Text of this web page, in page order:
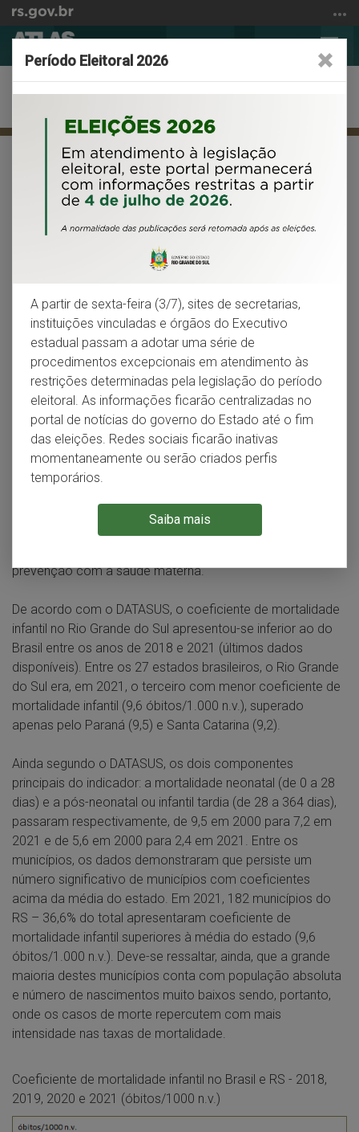
para
conteúdo
o
a
busca
Período Eleitoral 2026
A partir de sexta-feira (3/7), sites de secretarias,
instituições vinculadas e órgãos do Executivo
estadual passam a adotar uma série de
procedimentos excepcionais em atendimento às
restrições determinadas pela legislação do período
eleitoral. As informações ficarão centralizadas no
portal de notícias do governo do Estado até o fim
das eleições. Redes sociais ficarão inativas
momentaneamente ou serão criados perfis
temporários.
Saiba mais
Indicadores sociais
IMPRIMIR
Coeficiente de mortalidade
infantil
O Rio Grande do Sul apresenta um dos menores
O coeficiente de mortalidade infantil é utilizado por todos
os países como um dos mais sensíveis indicadores de
saúde, pois a morte de crianças menores de um ano é
influenciada direta ou indiretamente por condições de
história e idade materna, consanguinidade, procedimentos
perinatais, condições e tipo de parto, pré-natal,
prematuridade, baixo peso ao nascer, más formações
congênitas, mães portadoras de doenças
outros fatores de risco. Reflete a qualidade dos cuidados
pré e pós-natal das crianças, além de demonstrar a
prevenção com a saúde materna.
De acordo com o DATASUS, o coeficiente de mortalidade
infantil no Rio Grande do Sul apresentou-se inferior ao do
Brasil entre os anos de 2018 e 2021 (últimos dados
disponíveis). Entre os 27 estados brasileiros, o Rio Grande
do Sul era, em 2021, o terceiro com menor coeficiente de
mortalidade infantil (9,6 óbitos/1.000 n.v.), superado
apenas pelo Paraná (9,5) e Santa Catarina (9,2).
Ainda segundo o DATASUS, os dois componentes
principais do indicador: a mortalidade neonatal (de 0 a 28
dias) e a pós-neonatal ou infantil tardia (de 28 a 364 dias),
passaram respectivamente, de 9,5 em 2000 para 7,2 em
2021 e de 5,6 em 2000 para 2,4 em 2021. Entre os
municípios, os dados demonstraram que persiste um
número significativo de municípios com coeficientes
acima da média do estado. Em 2021, 182 municípios do
RS – 36,6% do total apresentaram coeficiente de
mortalidade infantil superiores à média do estado (9,6
óbitos/1.000 n.v.). Deve-se ressaltar, ainda, que a grande
maioria destes municípios conta com população absoluta
e número de nascimentos muito baixos sendo, portanto,
onde os casos de morte repercutem com mais
intensidade nas taxas de mortalidade.
Coeficiente de mortalidade infantil no Brasil e RS - 2018,
2019, 2020 e 2021 (óbitos/1000 n.v.)